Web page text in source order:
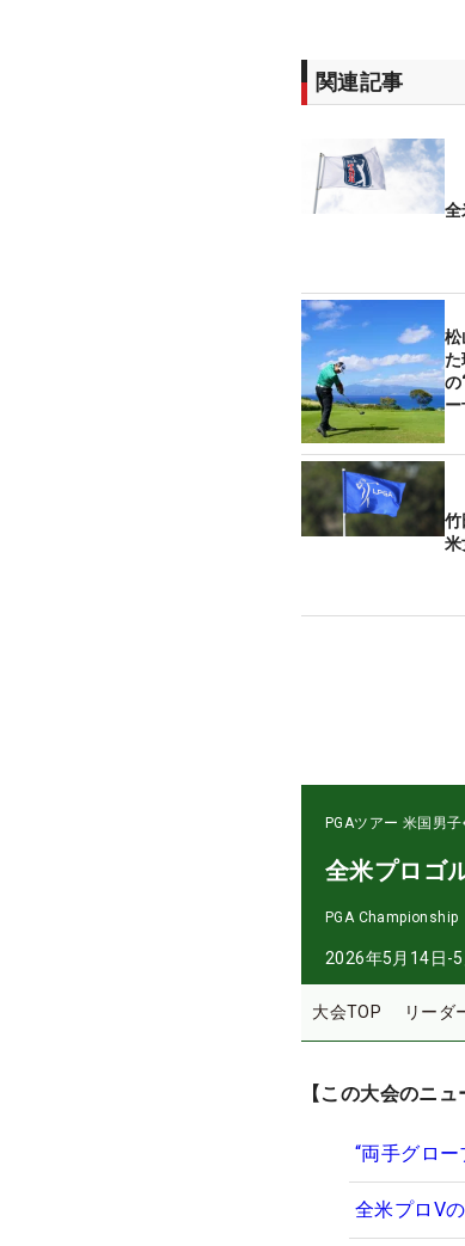
関連記事
松
た
の
ー
米
PGAツアー 米国男子
全米プロゴ
PGA Championship
2026年5月14日-
大会TOP リーダ
【この大会のニュ
“両手グロ
全米プロV